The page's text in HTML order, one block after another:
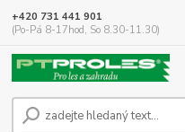
+420 731 441 901
(Po-Pá 8-17hod, So 8.30-11.30)